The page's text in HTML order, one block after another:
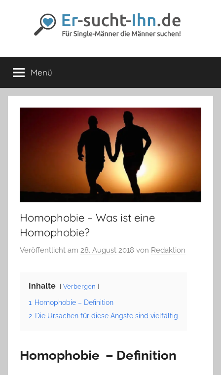
Er-
sucht-
Ihn.de
die
Männer
lieben
Menü
Homophobie – Was ist eine
Homophobie?
Veröffentlicht am 28. August 2018 von Redaktion
Inhalte Verbergen
1 Homophobie – Definition
2 Die Ursachen für diese Ängste sind vielfältig
Homophobie – Definition